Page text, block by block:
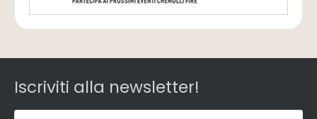
Iscriviti alla newsletter!